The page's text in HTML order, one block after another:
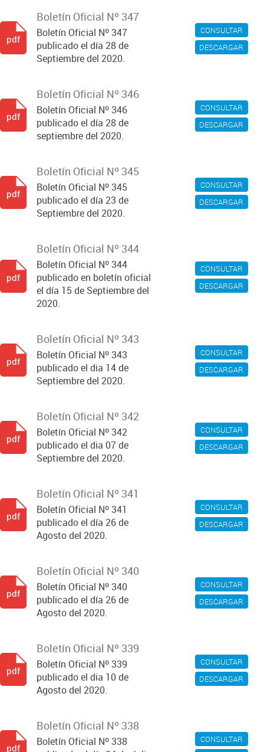
CONSULTAR
DESCARGAR
Boletín Oficial Nº 347
Boletín Oficial Nº 347
publicado el día 28 de
Septiembre del 2020.
pdf
CONSULTAR
DESCARGAR
Boletín Oficial Nº 346
Boletín Oficial Nº 346
publicado el día 28 de
septiembre del 2020.
pdf
CONSULTAR
DESCARGAR
Boletín Oficial Nº 345
Boletín Oficial Nº 345
publicado el día 23 de
Septiembre del 2020.
pdf
CONSULTAR
DESCARGAR
Boletín Oficial Nº 344
Boletín Oficial Nº 344
publicado en boletín oficial
el día 15 de Septiembre del
2020.
pdf
CONSULTAR
DESCARGAR
Boletín Oficial Nº 343
Boletín Oficial Nº 343
publicado el dia 14 de
Septiembre del 2020.
pdf
CONSULTAR
DESCARGAR
Boletín Oficial Nº 342
Boletín Oficial Nº 342
publicado el dia 07 de
Septiembre del 2020.
pdf
CONSULTAR
DESCARGAR
Boletín Oficial Nº 341
Boletín Oficial Nº 341
publicado el día 26 de
Agosto del 2020.
pdf
CONSULTAR
DESCARGAR
Boletín Oficial Nº 340
Boletín Oficial Nº 340
publicado el día 26 de
Agosto del 2020.
pdf
CONSULTAR
DESCARGAR
Boletín Oficial Nº 339
Boletín Oficial Nº 339
publicado el dia 10 de
Agosto del 2020.
pdf
CONSULTAR
Boletín Oficial Nº 338
Boletín Oficial Nº 338
pdf